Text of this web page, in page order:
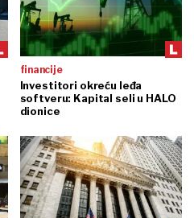
financije
Investitori okreću leđa
softveru: Kapital seli u HALO
dionice